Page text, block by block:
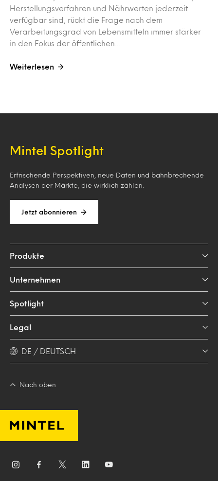
Herstellungsverfahren und Nährwerten jederzeit
verfügbar sind, rückt die Frage nach dem
Verarbeitungsgrad von Lebensmitteln immer stärker
in den Fokus der öffentlichen…
Weiterlesen
Mintel Spotlight
Erfrischende Perspektiven, neue Daten und bahnbrechende
Analysen der Märkte, die wirklich zählen.
Jetzt abonnieren
Produkte
Unternehmen
Spotlight
Legal
DE / DEUTSCH
Nach oben